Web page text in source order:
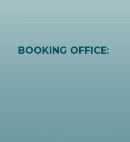
BOOKING OFFICE: